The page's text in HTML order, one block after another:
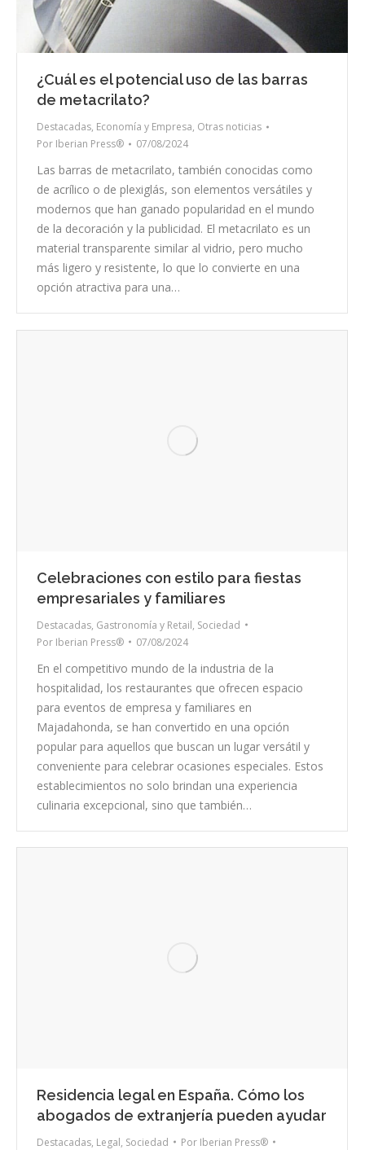
¿Cuál es el potencial uso de las barras
de metacrilato?
Destacadas, Economía y Empresa, Otras noticias
Por Iberian Press® 07/08/2024
Las barras de metacrilato, también conocidas como
de acrílico o de plexiglás, son elementos versátiles y
modernos que han ganado popularidad en el mundo
de la decoración y la publicidad. El metacrilato es un
material transparente similar al vidrio, pero mucho
más ligero y resistente, lo que lo convierte en una
opción atractiva para una…
Celebraciones con estilo para fiestas
empresariales y familiares
Destacadas, Gastronomía y Retail, Sociedad
Por Iberian Press® 07/08/2024
En el competitivo mundo de la industria de la
hospitalidad, los restaurantes que ofrecen espacio
para eventos de empresa y familiares en
Majadahonda, se han convertido en una opción
popular para aquellos que buscan un lugar versátil y
conveniente para celebrar ocasiones especiales. Estos
establecimientos no solo brindan una experiencia
culinaria excepcional, sino que también…
Residencia legal en España. Cómo los
abogados de extranjería pueden ayudar
Destacadas, Legal, Sociedad Por Iberian Press®